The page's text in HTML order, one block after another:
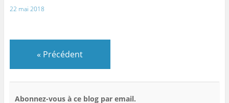
22 mai 2018
« Précédent
Abonnez-vous à ce blog par email.